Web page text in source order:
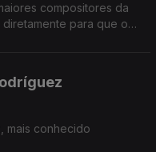
compositores da
diretamente para que o
mais conhecido